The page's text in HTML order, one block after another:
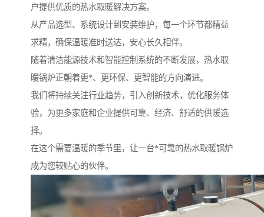
户提供优质的热水取暖解决方案。
从产品选型、系统设计到安装维护，每一个环节都精益
求精，确保温暖准时送达，安心长久相伴。
随着清洁能源技术和智能控制系统的不断发展，热水取
暖锅炉正朝着更*、更环保、更智能的方向演进。
我们将持续关注行业趋势，引入创新技术，优化服务体
验，为更多家庭和企业提供可靠、经济、舒适的供暖选
择。
在这个需要温暖的季节里，让一台*可靠的热水取暖锅炉
成为您较贴心的伙伴。